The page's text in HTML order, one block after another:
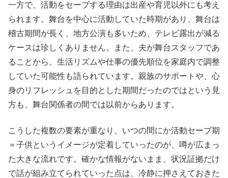
一方で、活動をセーブする理由は出産や育児以外にも考え
られます。舞台を中心に活動していた時期があり、舞台は
稽古期間が長く、地方公演も多いため、テレビ露出が減る
ケースは珍しくありません。また、夫が舞台スタッフであ
ることから、生活リズムや仕事の優先順位を家庭内で調整
していた可能性も語られています。親族のサポートや、心
身のリフレッシュを目的とした期間だったのではという見
方も、舞台関係者の間では以前からあります。
こうした複数の要素が重なり、いつの間にか活動セーブ期
＝子供というイメージが定着していったのが、噂が広まっ
た大きな流れです。確かな情報がないまま、状況証拠だけ
で話が組み立てられていった点は、冷静に押さえておきた